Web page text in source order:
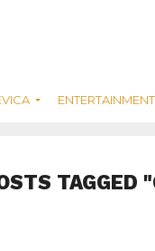
ENTERTAINMENT
TAGGED